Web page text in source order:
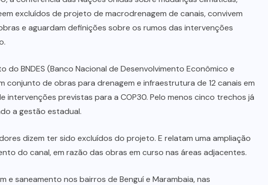
excluídos de projeto de macrodrenagem de canais, convivem
e aguardam definições sobre os rumos das intervenções
do BNDES (Banco Nacional de Desenvolvimento Econômico e
conjunto de obras para drenagem e infraestrutura de 12 canais em
intervenções previstas para a COP30. Pelo menos cinco trechos já
a gestão estadual.
dizem ter sido excluídos do projeto. E relatam uma ampliação
do canal, em razão das obras em curso nas áreas adjacentes.
e saneamento nos bairros de Benguí e Marambaia, nas